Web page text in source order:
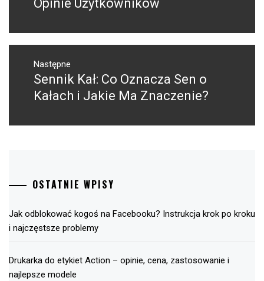
Opinie Użytkowników
Następne
Następny
post:
Sennik Kał: Co Oznacza Sen o
Kałach i Jakie Ma Znaczenie?
OSTATNIE WPISY
Jak odblokować kogoś na Facebooku? Instrukcja krok po kroku
i najczęstsze problemy
Drukarka do etykiet Action – opinie, cena, zastosowanie i
najlepsze modele